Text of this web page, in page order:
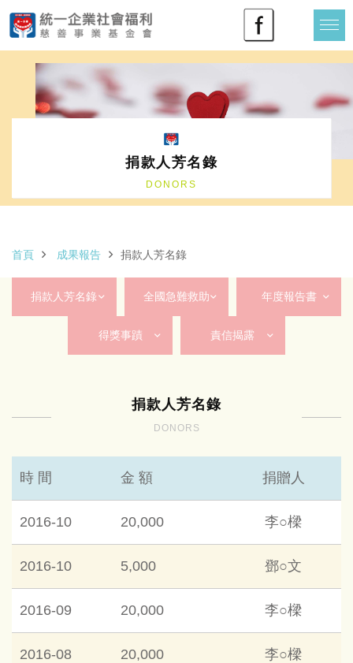
捐款人芳名錄
DONORS
首頁 成果報告 捐款人芳名錄
捐款人芳名錄 全國急難救助 年度報告書
得獎事蹟 責信揭露
捐款人芳名錄
DONORS
時 間 金 額 捐贈人
2016-10 20,000 李○樑
2016-10 5,000 鄧○文
2016-09 20,000 李○樑
2016-08 20,000 李○樑